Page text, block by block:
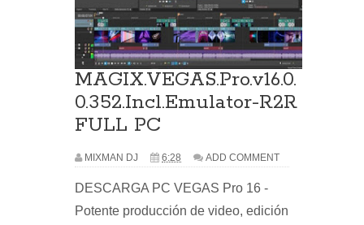
MAGIX.VEGAS.Pro.v16.0.
0.352.Incl.Emulator-R2R
FULL PC
MIXMAN DJ 6:28 ADD COMMENT
DESCARGA PC VEGAS Pro 16 -
Potente producción de video, edición